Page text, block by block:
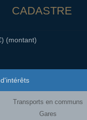
CADASTRE
(montant)
Transports en communs
Gares